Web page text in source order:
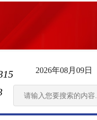
2026年08月09日